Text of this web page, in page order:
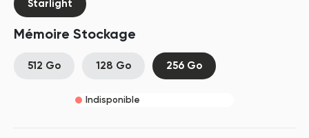
Starlight
Mémoire Stockage
512 Go 128 Go 256 Go
Indisponible